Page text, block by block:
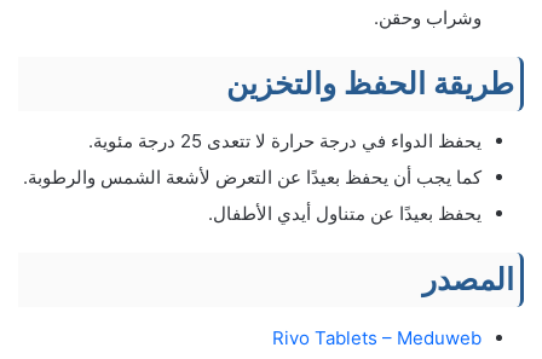
وشراب وحقن.
طريقة الحفظ والتخزين
يحفظ الدواء في درجة حرارة لا تتعدى 25 درجة مئوية.
كما يجب أن يحفظ بعيدًا عن التعرض لأشعة الشمس والرطوبة.
يحفظ بعيدًا عن متناول أيدي الأطفال.
المصدر
Rivo Tablets – Meduweb